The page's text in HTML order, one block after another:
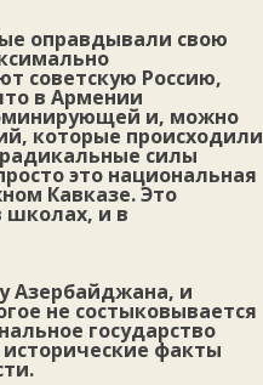
оправдывали свою
советскую Россию,
в Армении
и, можно
которые происходили
радикальные силы
это национальная
Кавказе. Это
школах, и в
Азербайджана, и
не состыковывается
государство
факты